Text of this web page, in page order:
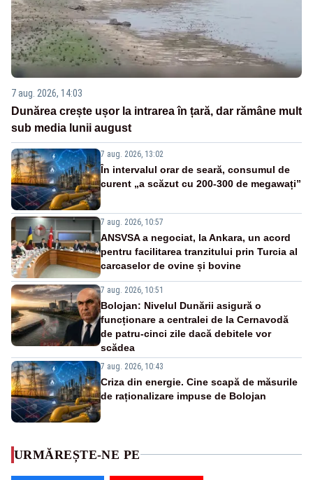
7 aug. 2026, 14:03
Dunărea crește ușor la intrarea în țară, dar rămâne mult
sub media lunii august
7 aug. 2026, 13:02
În intervalul orar de seară, consumul de
curent „a scăzut cu 200-300 de megawați”
7 aug. 2026, 10:57
ANSVSA a negociat, la Ankara, un acord
pentru facilitarea tranzitului prin Turcia al
carcaselor de ovine și bovine
7 aug. 2026, 10:51
Bolojan: Nivelul Dunării asigură o
funcționare a centralei de la Cernavodă
de patru-cinci zile dacă debitele vor
scădea
7 aug. 2026, 10:43
Criza din energie. Cine scapă de măsurile
de raționalizare impuse de Bolojan
URMĂREȘTE-NE PE